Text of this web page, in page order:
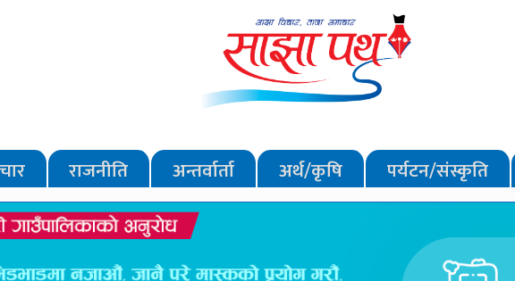
राजनीति अन्तर्वार्ता अर्थ/कृषि पर्यटन/संस्कृति